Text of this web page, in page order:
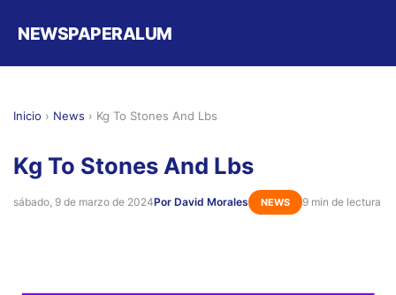
NEWSPAPERALUM
Inicio › News › Kg To Stones And Lbs
Kg To Stones And Lbs
sábado, 9 de marzo de 2024Por David Morales NEWS 9 min de lectura